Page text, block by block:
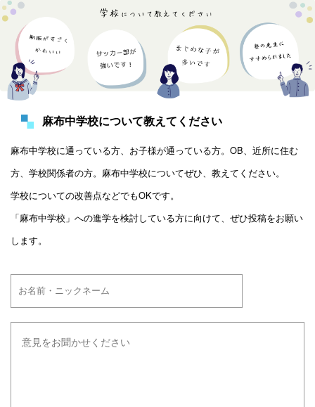
麻布中学校について教えてください
麻布中学校に通っている方、お子様が通っている方。OB、近所に住む
方、学校関係者の方。麻布中学校についてぜひ、教えてください。
学校についての改善点などでもOKです。
「麻布中学校」への進学を検討している方に向けて、ぜひ投稿をお願い
します。